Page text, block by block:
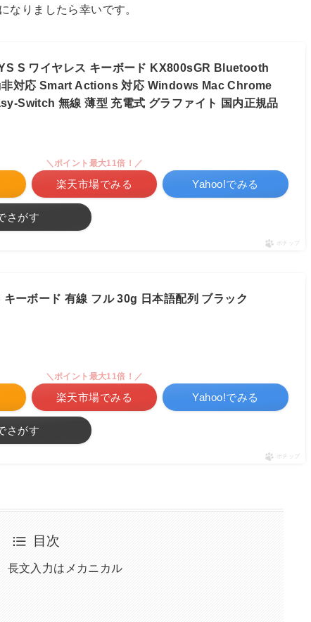
なりましたら幸いです。
S ワイヤレス キーボード KX800sGR Bluetooth
対応 Smart Actions 対応 Windows Mac Chrome
Switch 無線 薄型 充電式 グラファイト 国内正規品
＼ポイント最大11倍！／
楽天市場でみる Yahoo!でみる
さがす
ポチップ
ーボード 有線 フル 30g 日本語配列 ブラック
＼ポイント最大11倍！／
楽天市場でみる Yahoo!でみる
さがす
ポチップ
目次
長文入力はメカニカル